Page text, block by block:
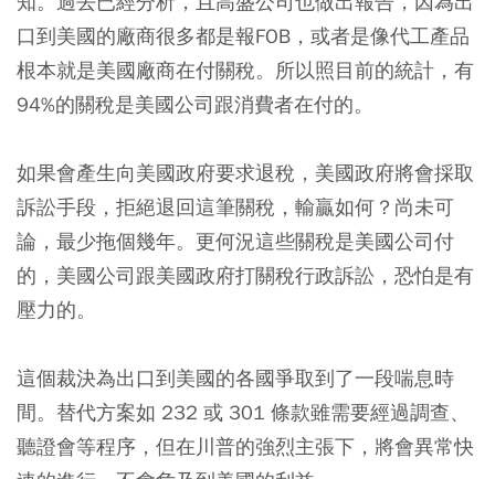
口到美國的廠商很多都是報FOB，或者是像代工產品
根本就是美國廠商在付關稅。所以照目前的統計，有
94%的關稅是美國公司跟消費者在付的。
如果會產生向美國政府要求退稅，美國政府將會採取
訴訟手段，拒絕退回這筆關稅，輸贏如何？尚未可
論，最少拖個幾年。更何況這些關稅是美國公司付
的，美國公司跟美國政府打關稅行政訴訟，恐怕是有
壓力的。
這個裁決為出口到美國的各國爭取到了一段喘息時
間。替代方案如 232 或 301 條款雖需要經過調查、
聽證會等程序，但在川普的強烈主張下，將會異常快